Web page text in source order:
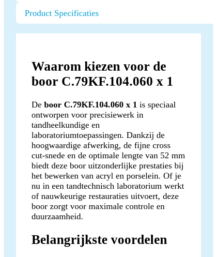
Product Specificaties
Waarom kiezen voor de
boor C.79KF.104.060 x 1
De boor C.79KF.104.060 x 1 is speciaal
ontworpen voor precisiewerk in
tandheelkundige en
laboratoriumtoepassingen. Dankzij de
hoogwaardige afwerking, de fijne cross
cut-snede en de optimale lengte van 52 mm
biedt deze boor uitzonderlijke prestaties bij
het bewerken van acryl en porselein. Of je
nu in een tandtechnisch laboratorium werkt
of nauwkeurige restauraties uitvoert, deze
boor zorgt voor maximale controle en
duurzaamheid.
Belangrijkste voordelen